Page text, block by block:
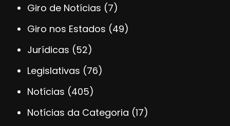
Giro de Notícias (7)
Giro nos Estados (49)
Jurídicas (52)
Legislativas (76)
Notícias (405)
Notícias da Categoria (17)